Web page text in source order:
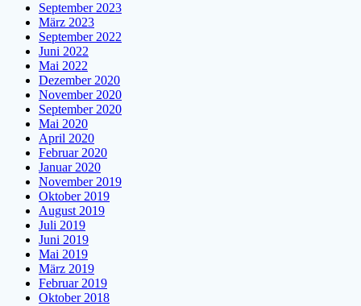
September 2023
März 2023
September 2022
Juni 2022
Mai 2022
Dezember 2020
November 2020
September 2020
Mai 2020
April 2020
Februar 2020
Januar 2020
November 2019
Oktober 2019
August 2019
Juli 2019
Juni 2019
Mai 2019
März 2019
Februar 2019
Oktober 2018